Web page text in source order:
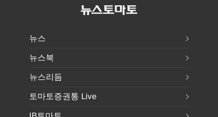
뉴스
뉴스북
뉴스리듬
토마토증권통 Live